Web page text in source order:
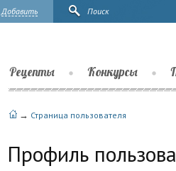
Добавить Поиск
Рецепты Конкурсы
→ Страница пользователя
Профиль